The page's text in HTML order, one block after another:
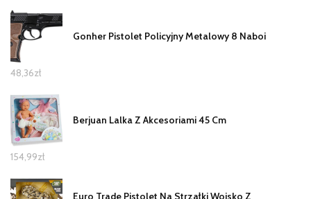
Gonher Pistolet Policyjny Metalowy 8 Naboi
48,36zł
Berjuan Lalka Z Akcesoriami 45 Cm
154,99zł